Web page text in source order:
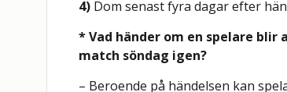
4) Dom senast fyra dagar efter
* Vad händer om en spelare
match söndag igen?
– Beroende på händelsen kan